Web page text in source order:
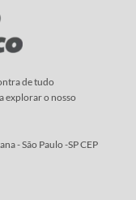
de tudo
explorar o nosso
- São Paulo -SP CEP